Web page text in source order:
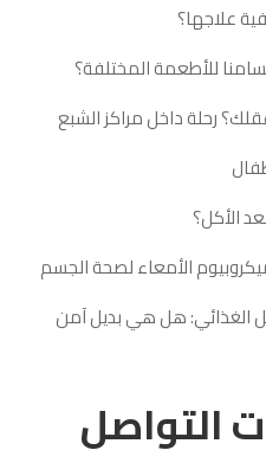
علاجها؟
للأطعمة المختلفة؟
رحلة داخل مراكز الشبع
الأكل؟
الأمعاء لصحة الجسم
الغذائي: هل هي بديل آمن
التواصل